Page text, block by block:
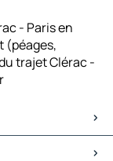
- Paris en
(péages,
trajet Clérac -